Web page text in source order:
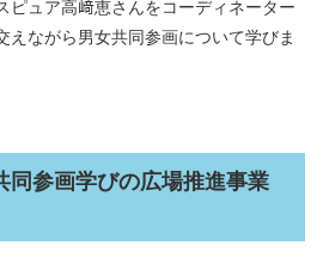
ピュア高﨑恵さんをコーディネーター
えながら男女共同参画について学びま
同参画学びの広場推進事業